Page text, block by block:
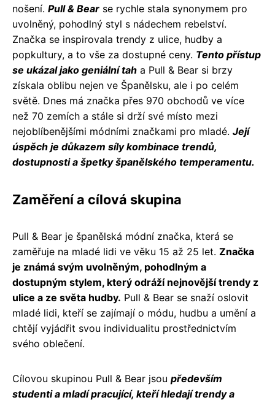
nošení. Pull & Bear se rychle stala synonymem pro
uvolněný, pohodlný styl s nádechem rebelství.
Značka se inspirovala trendy z ulice, hudby a
popkultury, a to vše za dostupné ceny. Tento přístup
se ukázal jako geniální tah a Pull & Bear si brzy
získala oblibu nejen ve Španělsku, ale i po celém
světě. Dnes má značka přes 970 obchodů ve více
než 70 zemích a stále si drží své místo mezi
nejoblíbenějšími módními značkami pro mladé. Její
úspěch je důkazem síly kombinace trendů,
dostupnosti a špetky španělského temperamentu.
Zaměření a cílová skupina
Pull & Bear je španělská módní značka, která se
zaměřuje na mladé lidi ve věku 15 až 25 let. Značka
je známá svým uvolněným, pohodlným a
dostupným stylem, který odráží nejnovější trendy z
ulice a ze světa hudby. Pull & Bear se snaží oslovit
mladé lidi, kteří se zajímají o módu, hudbu a umění a
chtějí vyjádřit svou individualitu prostřednictvím
svého oblečení.
Cílovou skupinou Pull & Bear jsou především
studenti a mladí pracující, kteří hledají trendy a